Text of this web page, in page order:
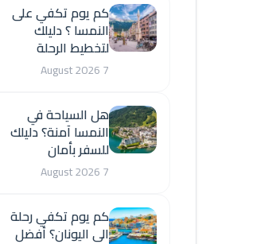
كم يوم تكفي على
النمسا ؟ دليلك
لتخطيط الرحلة
7 August 2026
هل السياحة في
النمسا آمنة؟ دليلك
للسفر بأمان
7 August 2026
كم يوم تكفي رحلة
الى اليونان؟ أفضل